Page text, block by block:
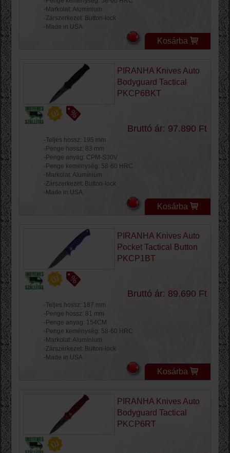
-Markolat: Alumínium
-Zárszerkezet: Button-lock
-Made in USA
Kosárba
PIRANHA Knives Auto
Bodyguard Tactical
PKCP6BKT
Bruttó ár: 97.890 Ft
-Teljes hossz: 195 mm
-Penge hossz: 83 mm
-Penge anyag: CPM-S30V
-Penge keménység: 58-60 HRC
-Markolat: Alumínium
-Zárszerkezet: Button-lock
-Made in USA
Kosárba
PIRANHA Knives Auto
Pocket Tactical Button
PKCP1BT
Bruttó ár: 89.690 Ft
-Teljes hossz: 187 mm
-Penge hossz: 81 mm
-Penge anyag: 154CM
-Penge keménység: 58-60 HRC
-Markolat: Alumínium
-Zárszerkezet: Button-lock
-Made in USA
Kosárba
PIRANHA Knives Auto
Bodyguard Tactical
PKCP6RT